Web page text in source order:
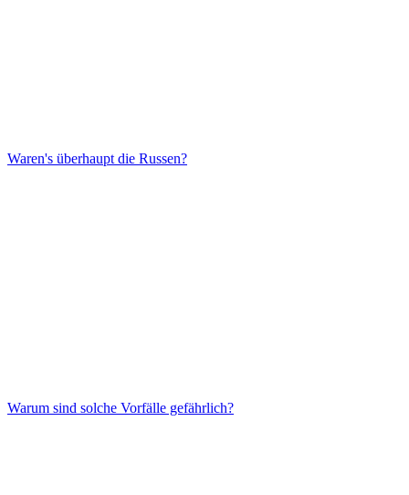
Waren's überhaupt die Russen?
Warum sind solche Vorfälle gefährlich?